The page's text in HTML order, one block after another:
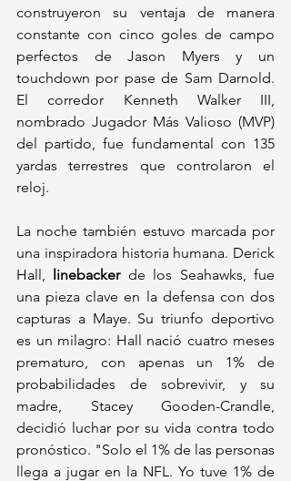
construyeron su ventaja de manera
constante con cinco goles de campo
perfectos de Jason Myers y un
touchdown por pase de Sam Darnold.
El corredor Kenneth Walker III,
nombrado Jugador Más Valioso (MVP)
del partido, fue fundamental con 135
yardas terrestres que controlaron el
reloj.
La noche también estuvo marcada por
una inspiradora historia humana. Derick
Hall, linebacker de los Seahawks, fue
una pieza clave en la defensa con dos
capturas a Maye. Su triunfo deportivo
es un milagro: Hall nació cuatro meses
prematuro, con apenas un 1% de
probabilidades de sobrevivir, y su
madre, Stacey Gooden-Crandle,
decidió luchar por su vida contra todo
pronóstico. "Solo el 1% de las personas
llega a jugar en la NFL. Yo tuve 1% de